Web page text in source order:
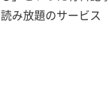
読み放題のサービス